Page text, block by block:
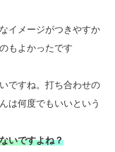
イメージがつきやすか
もよかったです
ですね。打ち合わせの
は何度でもいいという
いですよね？